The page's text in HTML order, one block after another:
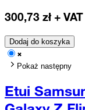
300,73 zł + VAT
Dodaj do koszyka
Pokaż następny
Etui